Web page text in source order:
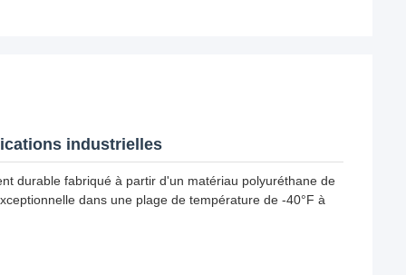
industrielles
durable fabriqué à partir d'un matériau polyuréthane de
dans une plage de température de -40°F à